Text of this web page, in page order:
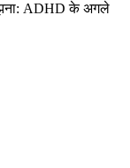
ADHD के अगले